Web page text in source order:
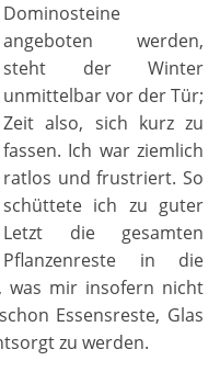
Dominosteine
angeboten werden,
steht der Winter
unmittelbar vor der Tür;
Zeit also, sich kurz zu
fassen. Ich war ziemlich
ratlos und frustriert. So
schüttete ich zu guter
Letzt die gesamten
Pflanzenreste in die
was mir insofern nicht
Essensreste, Glas
zu werden.